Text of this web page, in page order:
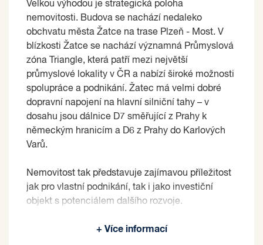
Velkou výhodou je strategická poloha
nemovitosti. Budova se nachází nedaleko
obchvatu města Žatce na trase Plzeň - Most. V
blízkosti Žatce se nachází významná Průmyslová
zóna Triangle, která patří mezi největší
průmyslové lokality v ČR a nabízí široké možnosti
spolupráce a podnikání. Žatec má velmi dobré
dopravní napojení na hlavní silniční tahy – v
dosahu jsou dálnice D7 směřující z Prahy k
německým hranicím a D6 z Prahy do Karlových
Varů.
Nemovitost tak představuje zajímavou příležitost
jak pro vlastní podnikání, tak i jako investiční
objekt s potenciálem dalšího rozvoje.
na základě jím zvolených kritérií.
+ Více informací